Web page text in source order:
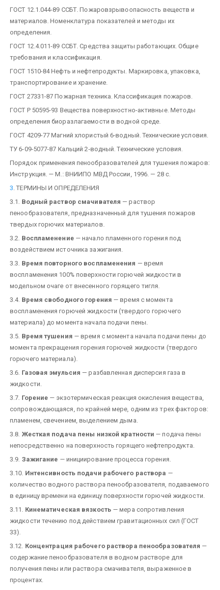
ГОСТ 12.1.044-89 ССБТ. Пожаровзрывоопасность веществ и
материалов. Номенклатура показателей и методы их
определения.
ГОСТ 12.4.011-89 ССБТ. Средства защиты работающих. Общие
требования и классификация.
ГОСТ 1510-84 Нефть и нефтепродукты. Маркировка, упаковка,
транспортирование и хранение.
ГОСТ 27331-87 Пожарная техника. Классификация пожаров.
ГОСТ Р 50595-93 Вещества поверхностно-активные. Методы
определения биоразлагаемости в водной среде.
ГОСТ 4209-77 Магний хлористый 6-водный. Технические условия.
ТУ 6-09-5077-87 Кальций 2-водный. Технические условия.
Порядок применения пенообразователей для тушения пожаров:
Инструкция. — М.: ВНИИПО МВД России, 1996. — 28 с.
3 . ТЕРМИНЫ И ОПРЕДЕЛЕНИЯ
3.1. Водный раствор смачивателя — раствор
пенообразователя, предназначенный для тушения пожаров
твердых горючих материалов.
3.2. Воспламенение — начало пламенного горения под
воздействием источника зажигания.
3.3. Время повторного воспламенения — время
воспламенения 100% поверхности горючей жидкости в
модельном очаге от внесенного горящего тигля.
3.4. Время свободного горения — время с момента
воспламенения горючей жидкости (твердого горючего
материала) до момента начала подачи пены.
3.5. Время тушения — время с момента начала подачи пены до
момента прекращения горения горючей жидкости (твердого
горючего материала).
3.6. Газовая эмульсия — разбавленная дисперсия газа в
жидкости.
3.7. Горение — экзотермическая реакция окисления вещества,
сопровождающаяся, по крайней мере, одним из трех факторов:
пламенем, свечением, выделением дыма.
3.8. Жесткая подача пены низкой кратности — подача пены
непосредственно на поверхность горящего нефтепродукта.
3.9. Зажигание — инициирование процесса горения.
3.10. Интенсивность подачи рабочего раствора —
количество водного раствора пенообразователя, подаваемого
в единицу времени на единицу поверхности горючей жидкости.
3.11. Кинематическая вязкость — мера сопротивления
жидкости течению под действием гравитационных сил (ГОСТ
33).
3.12. Концентрация рабочего раствора пенообразователя —
содержание пенообразователя в водном растворе для
получения пены или раствора смачивателя, выраженное в
процентах.